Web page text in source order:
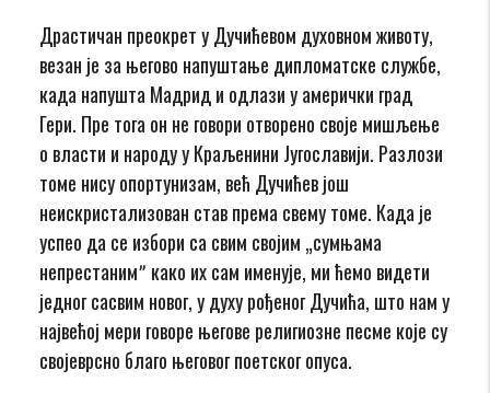
Драстичан преокрет у Дучићевом духовном животу,
везан је за његово напуштање дипломатске службе,
када напушта Мадрид и одлази у амерички град
Гери. Пре тога он не говори отворено своје мишљење
о власти и народу у Краљенини Југославији. Разлози
томе нису опортунизам, већ Дучићев још
неискристализован став према свему томе. Када је
успео да се избори са свим својим „сумњама
непрестанимˮ како их сам именује, ми ћемо видети
једног сасвим новог, у духу рођеног Дучића, што нам у
највећој мери говоре његове религиозне песме које су
својеврсно благо његовог поетског опуса.